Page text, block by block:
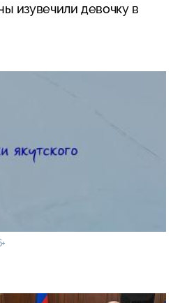
изувечили девочку в